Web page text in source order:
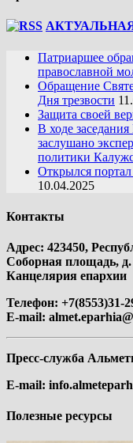
Патриаршее
православной
Обращение
Дня трезвости
Защита своей
В ходе
заслушано
политики
Открылся
10.04.2025
Контакты
Адрес: 423450,
Соборная площадь,
Канцелярия епархии
Телефон: +7(8553)31-
E-mail:
Пресс-служба
E-mail:
Полезные ресурсы